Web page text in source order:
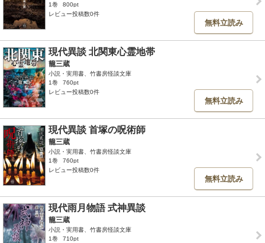
1巻
800pt
レビュー投稿数0件
無料立読み
現代異談 北関東心霊地帯
籠三蔵
小説・実用書、竹書房怪談文庫
1巻
760pt
レビュー投稿数0件
無料立読み
現代異談 首塚の呪術師
籠三蔵
小説・実用書、竹書房怪談文庫
1巻
760pt
レビュー投稿数0件
無料立読み
現代雨月物語 式神異談
籠三蔵
小説・実用書、竹書房怪談文庫
1巻
710pt